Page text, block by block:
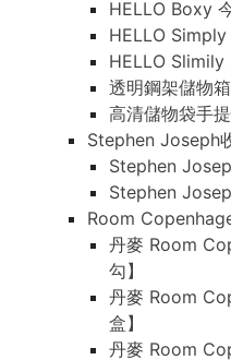
HELLO Boxy
HELLO
HELLO Slimily
透明鋼架儲物箱
高清儲物袋手
Stephen Joseph
Stephen
Stephen
Room
丹麥 Room
勾】
丹麥 Room
盒】
丹麥 Room
HELLO Boxy
HELLO
HELLO Slimily
透明鋼架儲物箱
高清儲物袋手
Stephen Joseph
Stephen
Stephen
Room
丹麥 Room
勾】
丹麥 Room
盒】
丹麥 Room